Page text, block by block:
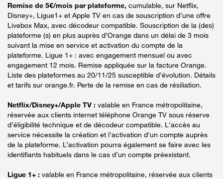
Remise de 5€/mois par plateforme, cumulable, sur Netflix,
Disney+, Ligue1+ et Apple TV en cas de souscription d’une offre
Livebox Max, avec décodeur compatible. Souscription de la (des)
plateforme (s) en plus auprès d’Orange dans un délai de 3 mois
suivant la mise en service et activation du compte de la
plateforme. Ligue 1+ : avec engagement mensuel ou avec
engagement 12 mois. Remise appliquée sur la facture Orange.
Liste des plateformes au 20/11/25 susceptible d’évolution. Détails
et tarifs sur orange.fr. Perte de la remise en cas de résiliation.
Netflix/Disney+/Apple TV : valable en France métropolitaine,
réservée aux clients internet téléphone Orange TV sous réserve
d’éligibilité technique et de décodeur compatible. L'accès au
service nécessite la création et l'activation d'un compte auprès
de la plateforme. L’activation pourra également se faire avec les
identifiants habituels dans le cas d’un compte préexistant.
Ligue 1+ : valable en France métropolitaine, réservée aux clients